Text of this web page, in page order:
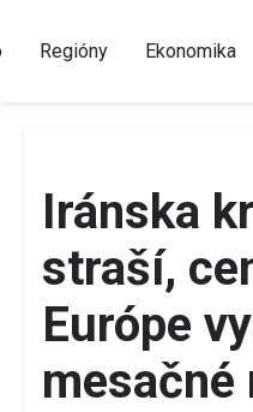
Regióny Ekonomika
Iránska
straší,
Európe
mesačné